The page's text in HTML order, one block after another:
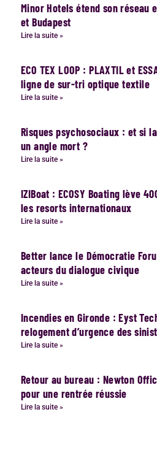
Minor Hotels étend son réseau
et Budapest
Lire la suite »
ECO TEX LOOP : PLAXTIL et
ligne de sur-tri optique textile
Lire la suite »
Risques psychosociaux : et si
un angle mort ?
Lire la suite »
IZIBoat : ECOSY Boating lève
les resorts internationaux
Lire la suite »
Better lance le Démocratie
acteurs du dialogue civique
Lire la suite »
Incendies en Gironde : Eyst
relogement d’urgence des
Lire la suite »
Retour au bureau : Newton
pour une rentrée réussie
Lire la suite »